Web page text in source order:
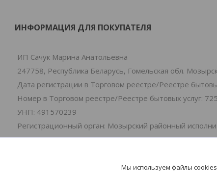
ИНФОРМАЦИЯ ДЛЯ ПОКУПАТЕЛЯ
ИП Сачук Марина Анатольевна
247758, Республика Беларусь, Гомельская обл.
Дата регистрации в Торговом реестре/Реестре
Номер в Торговом реестре/Реестре бытовых услуг:
УНП: 491570239
Регистрационный орган: Мозырский районный
Дата регистрации компании: 01.07.2024
Местонахождение книги замечаний и предложений: 2-
Мы используем файлы